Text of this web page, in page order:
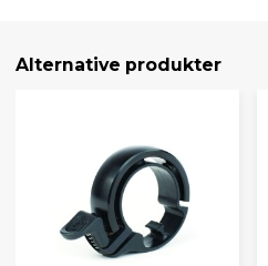
Alternative produkter